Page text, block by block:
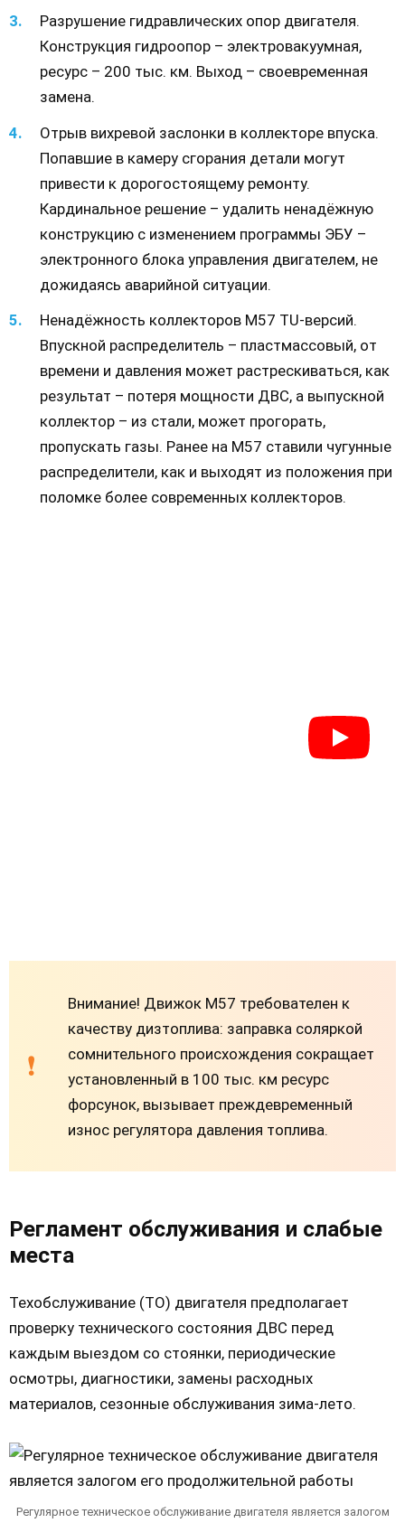
Разрушение гидравлических опор двигателя.
Конструкция гидроопор – электровакуумная,
ресурс – 200 тыс. км. Выход – своевременная
замена.
Отрыв вихревой заслонки в коллекторе впуска.
Попавшие в камеру сгорания детали могут
привести к дорогостоящему ремонту.
Кардинальное решение – удалить ненадёжную
конструкцию с изменением программы ЭБУ –
электронного блока управления двигателем, не
дожидаясь аварийной ситуации.
Ненадёжность коллекторов М57 TU-версий.
Впускной распределитель – пластмассовый, от
времени и давления может растрескиваться, как
результат – потеря мощности ДВС, а выпускной
коллектор – из стали, может прогорать,
пропускать газы. Ранее на М57 ставили чугунные
распределители, как и выходят из положения при
поломке более современных коллекторов.
Внимание! Движок М57 требователен к
качеству дизтоплива: заправка соляркой
сомнительного происхождения сокращает
установленный в 100 тыс. км ресурс
форсунок, вызывает преждевременный
износ регулятора давления топлива.
Регламент обслуживания и слабые
места
Техобслуживание (ТО) двигателя предполагает
проверку технического состояния ДВС перед
каждым выездом со стоянки, периодические
осмотры, диагностики, замены расходных
материалов, сезонные обслуживания зима-лето.
Регулярное техническое обслуживание двигателя является залогом